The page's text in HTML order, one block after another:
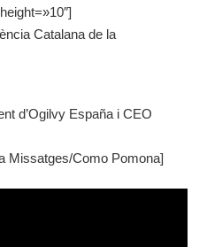
Catalana de la
d’Ogilvy España i CEO
Missatges/Como Pomona]